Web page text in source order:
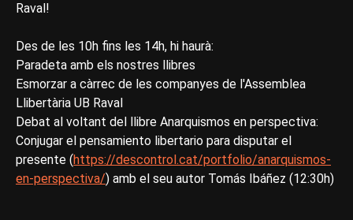
Raval!
Des de les 10h fins les 14h, hi haurà:
Paradeta amb els nostres llibres
Esmorzar a càrrec de les companyes de l'Assemblea
Llibertària UB Raval
Debat al voltant del llibre Anarquismos en perspectiva:
Conjugar el pensamiento libertario para disputar el
presente (https://descontrol.cat/portfolio/anarquismos-
en-perspectiva/) amb el seu autor Tomás Ibáñez (12:30h)